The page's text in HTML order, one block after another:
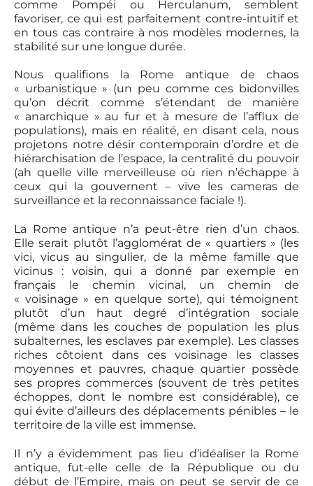
comme Pompéi ou Herculanum, semblent
favoriser, ce qui est parfaitement contre-intuitif et
en tous cas contraire à nos modèles modernes, la
stabilité sur une longue durée.
Nous qualifions la Rome antique de chaos
« urbanistique » (un peu comme ces bidonvilles
qu’on décrit comme s’étendant de manière
« anarchique » au fur et à mesure de l’afflux de
populations), mais en réalité, en disant cela, nous
projetons notre désir contemporain d’ordre et de
hiérarchisation de l’espace, la centralité du pouvoir
(ah quelle ville merveilleuse où rien n’échappe à
ceux qui la gouvernent – vive les cameras de
surveillance et la reconnaissance faciale !).
La Rome antique n’a peut-être rien d’un chaos.
Elle serait plutôt l’agglomérat de « quartiers » (les
vici, vicus au singulier, de la même famille que
vicinus : voisin, qui a donné par exemple en
français le chemin vicinal, un chemin de
« voisinage » en quelque sorte), qui témoignent
plutôt d’un haut degré d’intégration sociale
(même dans les couches de population les plus
subalternes, les esclaves par exemple). Les classes
riches côtoient dans ces voisinage les classes
moyennes et pauvres, chaque quartier possède
ses propres commerces (souvent de très petites
échoppes, dont le nombre est considérable), ce
qui évite d’ailleurs des déplacements pénibles – le
territoire de la ville est immense.
Il n’y a évidemment pas lieu d’idéaliser la Rome
antique, fut-elle celle de la République ou du
début de l’Empire, mais on peut se servir de ce